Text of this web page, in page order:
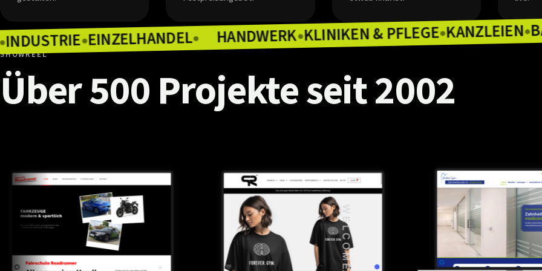
●INDUSTRIE●EINZELHANDEL● HANDWERK●KLINIKEN & PFLEGE●
SHOWREEL
Über500Projekteseit2002